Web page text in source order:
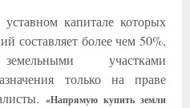
капитале которых
составляет более чем 50%,
участками
только на праве
«Напрямую купить земли